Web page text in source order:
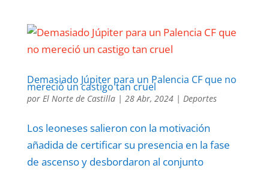
Demasiado Júpiter para un Palencia CF que no
mereció un castigo tan cruel
por El Norte de Castilla| 28 Abr, 2024| Deportes
Los leoneses salieron con la motivación
añadida de certificar su presencia en la fase
de ascenso y desbordaron al conjunto